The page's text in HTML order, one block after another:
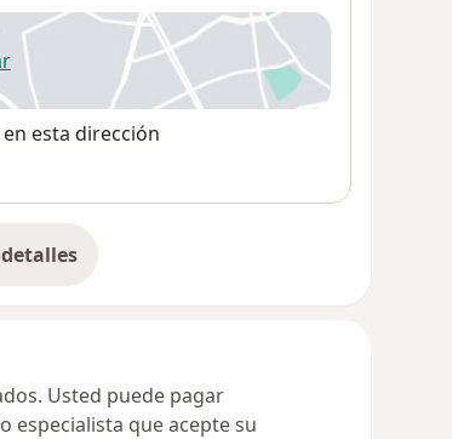
en una nueva pestaña
esta dirección
la dirección
Usted puede pagar
especialista que acepte su